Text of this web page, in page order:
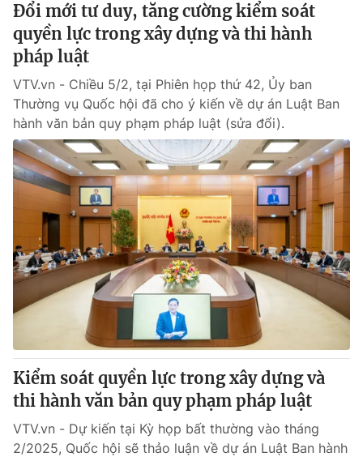
Liên hệ tòa soạn English
THỜI BÁO VTV
Theo dõi báo trên
Cơ quan chủ quản:Đài Truyền hình Việt Nam
Cơ quan báo chí: Thời báo VTV
Giấy phép hoạt động báo in và báo điện tử số 483/GP-BTTTT
cấp ngày 29/12/2023
Tổng Biên tập:Vũ Thanh Thủy
Phó Tổng Biên tập:
Nguyễn Thị Mỹ Hạnh, Phạm Quốc Thắng,
Nguyễn Trọng Ninh
Tổng đài VTV:024.38 355 931 - 024.38 355 932
Ðiện thoại Thời báo VTV: 024.66 897 897
Email:toasoan@vtv.vn
Liên hệ quảng cáo:
024-7300.7108
Đổi mới tư duy, tăng cường kiểm soát
quyền lực trong xây dựng và thi hành
pháp luật
VTV.vn - Chiều 5/2, tại Phiên họp thứ 42, Ủy ban
Thường vụ Quốc hội đã cho ý kiến về dự án Luật Ban
hành văn bản quy phạm pháp luật (sửa đổi).
Kiểm soát quyền lực trong xây dựng và
thi hành văn bản quy phạm pháp luật
VTV.vn - Dự kiến tại Kỳ họp bất thường vào tháng
2/2025, Quốc hội sẽ thảo luận về dự án Luật Ban hành